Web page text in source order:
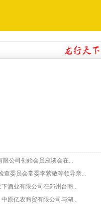
限公司创始会员座谈会在...
查委员会常委李紫敬等领导亲...
酒业有限公司在郑州台商...
原亿农商贸有限公司与湖...